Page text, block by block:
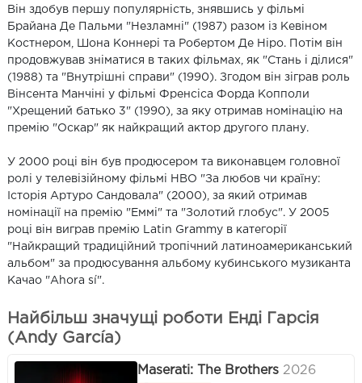
Він здобув першу популярність, знявшись у фільмі
Брайана Де Пальми "Незламні" (1987) разом із Кевіном
Костнером, Шона Коннері та Робертом Де Ніро. Потім він
продовжував зніматися в таких фільмах, як "Стань і ділися"
(1988) та "Внутрішні справи" (1990). Згодом він зіграв роль
Вінсента Манчіні у фільмі Френсіса Форда Копполи
"Хрещений батько 3" (1990), за яку отримав номінацію на
премію "Оскар" як найкращий актор другого плану.
У 2000 році він був продюсером та виконавцем головної
ролі у телевізійному фільмі HBO "За любов чи країну:
Історія Артуро Сандовала" (2000), за який отримав
номінації на премію "Еммі" та "Золотий глобус". У 2005
році він виграв премію Latin Grammy в категорії
"Найкращий традиційний тропічний латиноамериканський
альбом" за продюсування альбому кубинського музиканта
Качао "Ahora sí".
Найбільш значущі роботи Енді Гарсія
(Andy García)
Maserati: The Brothers 2026